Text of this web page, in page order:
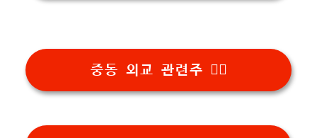
중동 외교 관련주 👉🏻